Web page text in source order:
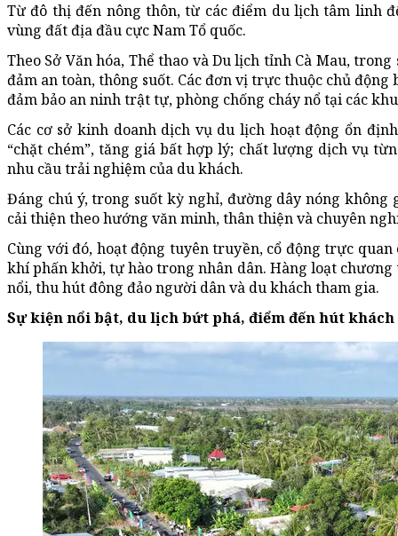
Từ đô thị đến nông thôn, từ các điểm du lịch tâm linh
vùng đất địa đầu cực Nam Tổ quốc.
Theo Sở Văn hóa, Thể thao và Du lịch tỉnh Cà Mau,
đảm an toàn, thông suốt. Các đơn vị trực thuộc chủ
đảm bảo an ninh trật tự, phòng chống cháy nổ tại các
Các cơ sở kinh doanh dịch vụ du lịch hoạt động ổn
“chặt chém”, tăng giá bất hợp lý; chất lượng dịch vụ
nhu cầu trải nghiệm của du khách.
Đáng chú ý, trong suốt kỳ nghỉ, đường dây nóng
cải thiện theo hướng văn minh, thân thiện và chuyên
Cùng với đó, hoạt động tuyên truyền, cổ động trực
khí phấn khởi, tự hào trong nhân dân. Hàng loạt
nổi, thu hút đông đảo người dân và du khách tham gia.
Sự kiện nổi bật, du lịch bứt phá, điểm đến hút khách